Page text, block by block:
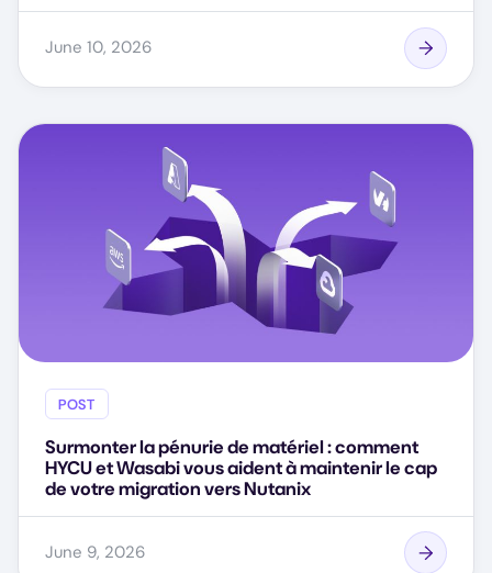
June 10, 2026
POST
Surmonter la pénurie de matériel : comment
HYCU et Wasabi vous aident à maintenir le cap
de votre migration vers Nutanix
June 9, 2026